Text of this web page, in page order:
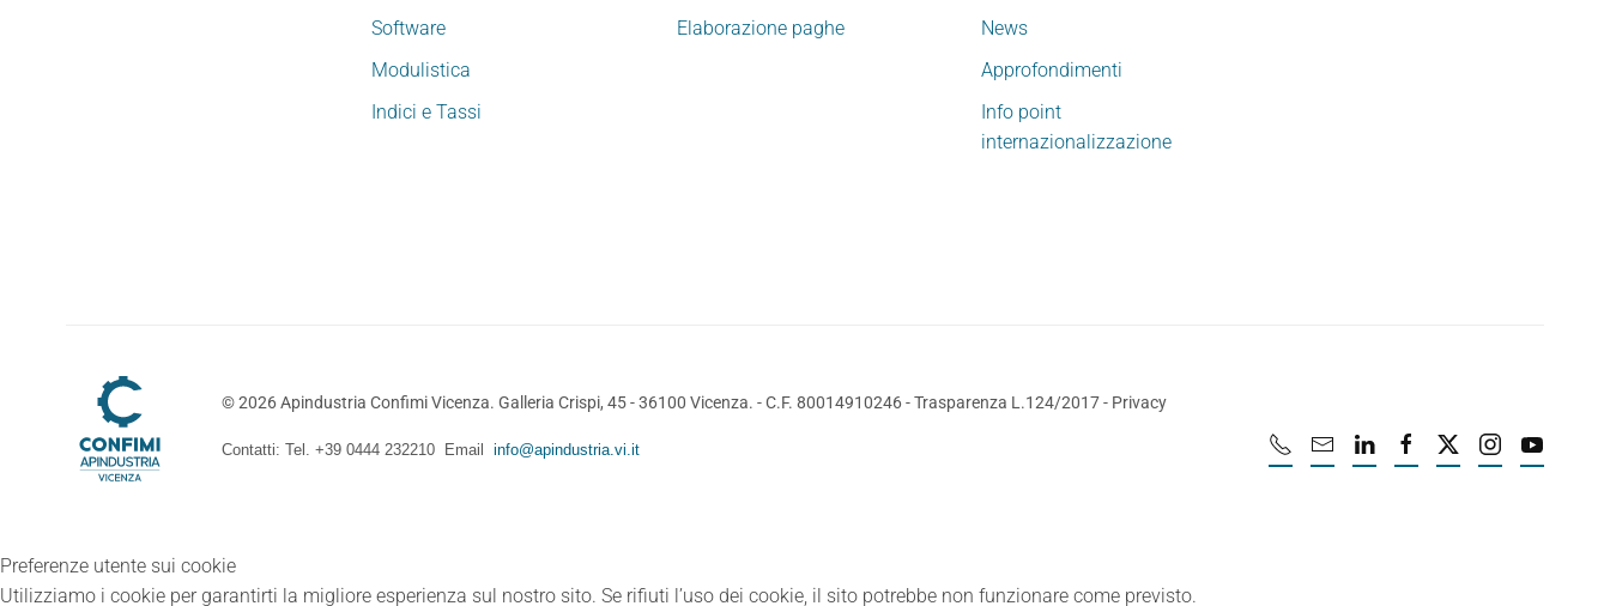
Software
Modulistica
Indici e Tassi
Elaborazione paghe
News
Approfondimenti
Info point
internazionalizzazione
©2026Apindustria Confimi Vicenza. Galleria Crispi, 45 - 36100 Vicenza. - C.F. 80014910246 -Trasparenza L.124/2017- Privacy
Contatti: Tel. +39 0444 232210 Email info@apindustria.vi.it
Preferenze utente sui cookie
Utilizziamo i cookie per garantirti la migliore esperienza sul nostro sito. Se rifiuti l’uso dei cookie, il sito potrebbe non funzionare come previsto.